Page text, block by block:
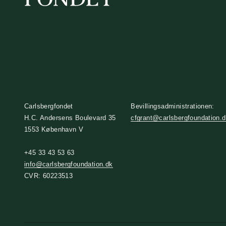
Carlsbergfondet
H.C. Andersens Boulevard 35
1553 København V
+45 33 43 53 63
info@carlsbergfoundation.dk
CVR: 60223513
Bevillingsadministrationen: